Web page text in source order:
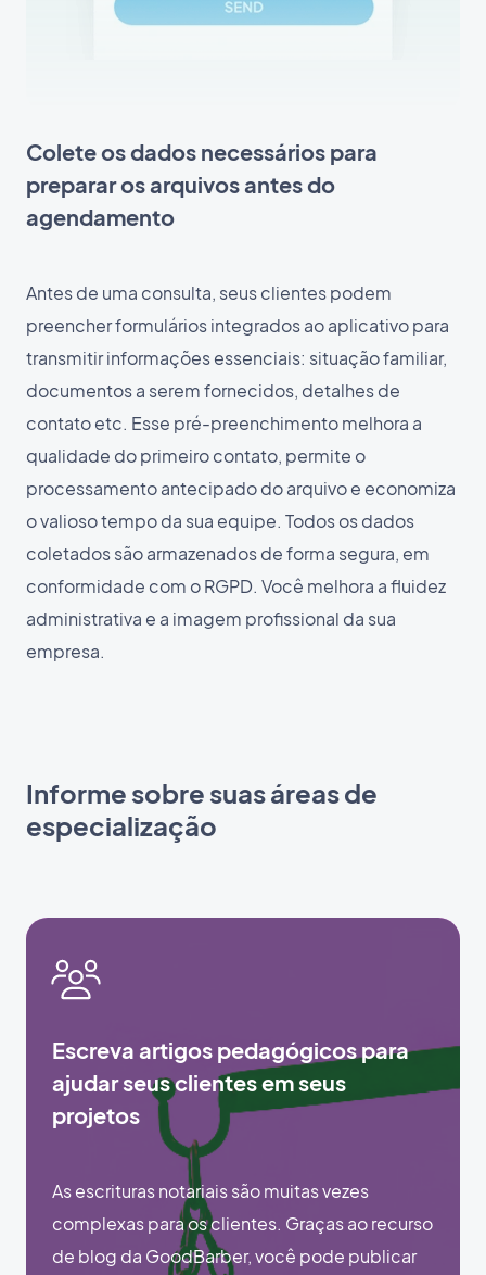
Colete os dados necessários para
preparar os arquivos antes do
agendamento
Antes de uma consulta, seus clientes podem
preencher formulários integrados ao aplicativo para
transmitir informações essenciais: situação familiar,
documentos a serem fornecidos, detalhes de
contato etc. Esse pré-preenchimento melhora a
qualidade do primeiro contato, permite o
processamento antecipado do arquivo e economiza
o valioso tempo da sua equipe. Todos os dados
coletados são armazenados de forma segura, em
conformidade com o RGPD. Você melhora a fluidez
administrativa e a imagem profissional da sua
empresa.
Informe sobre suas áreas de
especialização
Escreva artigos pedagógicos para
ajudar seus clientes em seus
projetos
As escrituras notariais são muitas vezes
complexas para os clientes. Graças ao recurso
de blog da GoodBarber, você pode publicar